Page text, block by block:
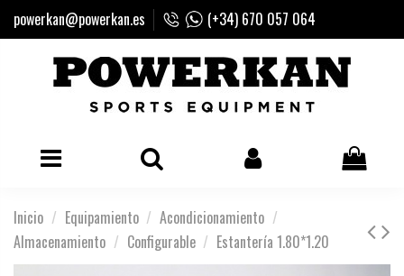
powerkan@powerkan.es (+34) 670 057 064
Inicio Equipamiento
Acondicionamiento
Almacenamiento
Configurable Estantería 1.80*1.20